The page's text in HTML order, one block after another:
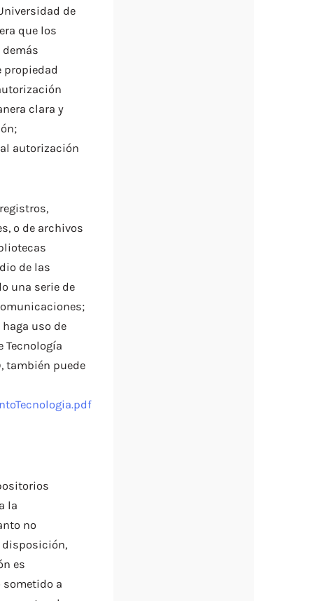
de
que los
propiedad
clara y
autorización
o de archivos
de las
una serie de
uso de
Tecnología
también puede
la
no
disposición,
es
a